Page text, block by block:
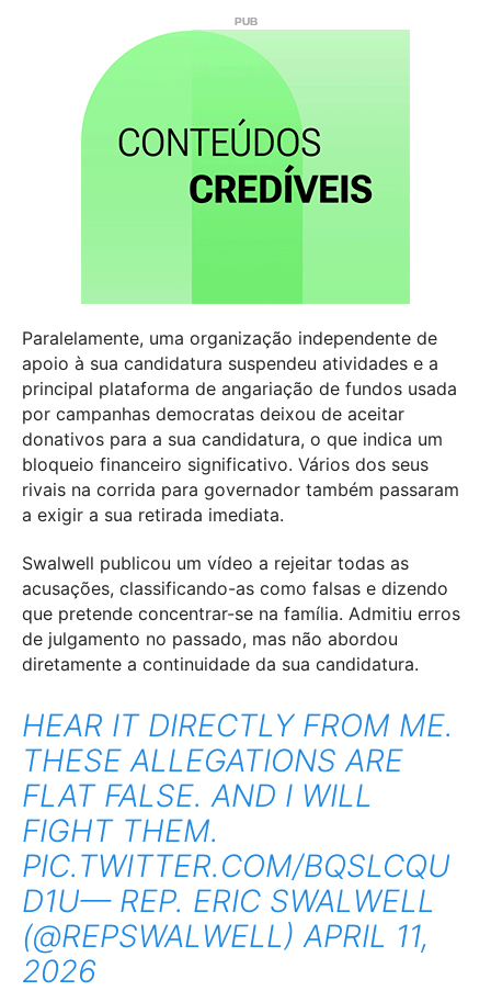
Paralelamente, uma organização independente de
apoio à sua candidatura suspendeu atividades e a
principal plataforma de angariação de fundos usada
por campanhas democratas deixou de aceitar
donativos para a sua candidatura, o que indica um
bloqueio financeiro significativo. Vários dos seus
rivais na corrida para governador também passaram
a exigir a sua retirada imediata.
Swalwell publicou um vídeo a rejeitar todas as
acusações, classificando-as como falsas e dizendo
que pretende concentrar-se na família. Admitiu erros
de julgamento no passado, mas não abordou
diretamente a continuidade da sua candidatura.
HEAR IT DIRECTLY FROM ME.
THESE ALLEGATIONS ARE
FLAT FALSE. AND I WILL
FIGHT THEM.
PIC.TWITTER.COM/BQSLCQU
D1U— REP. ERIC SWALWELL
(@REPSWALWELL)APRIL 11,
2026